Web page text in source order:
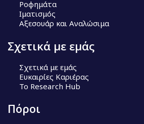
Ροφημάτα
Ιματισμός
Αξεσουάρ και Αναλώσιμα
Σχετικά με εμάς
Σχετικά με εμάς
Ευκαιρίες Καριέρας
Το Research Hub
Πόροι